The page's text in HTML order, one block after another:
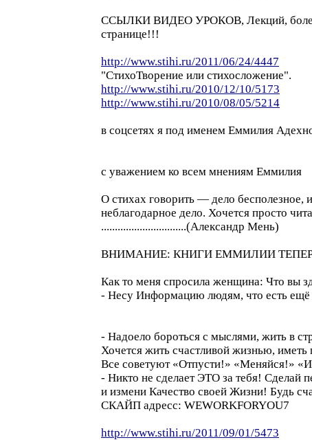
ССЫЛКИ ВИДЕО УРОКОВ, Лекций,
странице!!!
http://www.stihi.ru/2011/06/24/4447
"СтихоТворение или стихосложение".
http://www.stihi.ru/2010/12/10/5173
http://www.stihi.ru/2010/08/05/5214
в соцсетях я под именем Еммилия
с уважением ко всем мнениям Еммилия
О стихах говорить — дело бесполезное,
неблагодарное дело. Хочется просто
...............................(Александр Мень)
ВНИМАНИЕ: КНИГИ ЕММИЛИИ
Как то меня спросила женщина: Что вы
- Несу Информацию людям, что есть ещё
- Надоело бороться с мыслями, жить в
Хочется жить счастливой жизнью, иметь
Все советуют «Отпусти!» «Меняйся!»
- Никто не сделает ЭТО за тебя! Сделай
и измени Качество своей Жизни! Будь
СКАЙП адресс: WEWORKFORYOU7
http://www.stihi.ru/2011/09/01/5473